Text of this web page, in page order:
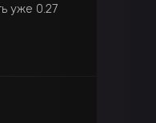
уже 0.27